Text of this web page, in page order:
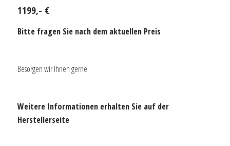
1199,- €
Bitte fragen Sie nach dem aktuellen Preis
Besorgen wir Ihnen gerne
Weitere Informationen erhalten Sie auf der
Herstellerseite